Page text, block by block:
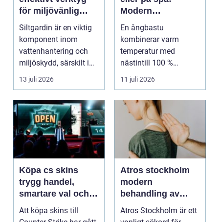
för miljövänlig
vattenhantering
Siltgardin är en viktig
komponent inom
vattenhantering och
miljöskydd, särskilt i
verksamheter som i...
13 juli 2026
Modern
återhämtning med
uråldrig logik
En ångbastu
kombinerar varm
temperatur med
nästintill 100 %
luftfuktighet för att
sk...
11 juli 2026
Köpa cs skins
trygg handel,
smartare val och
bättre affärer
Att köpa skins till
Atros stockholm
modern
behandling av
ledbesvär i
huvudstaden
Atros Stockholm är ett